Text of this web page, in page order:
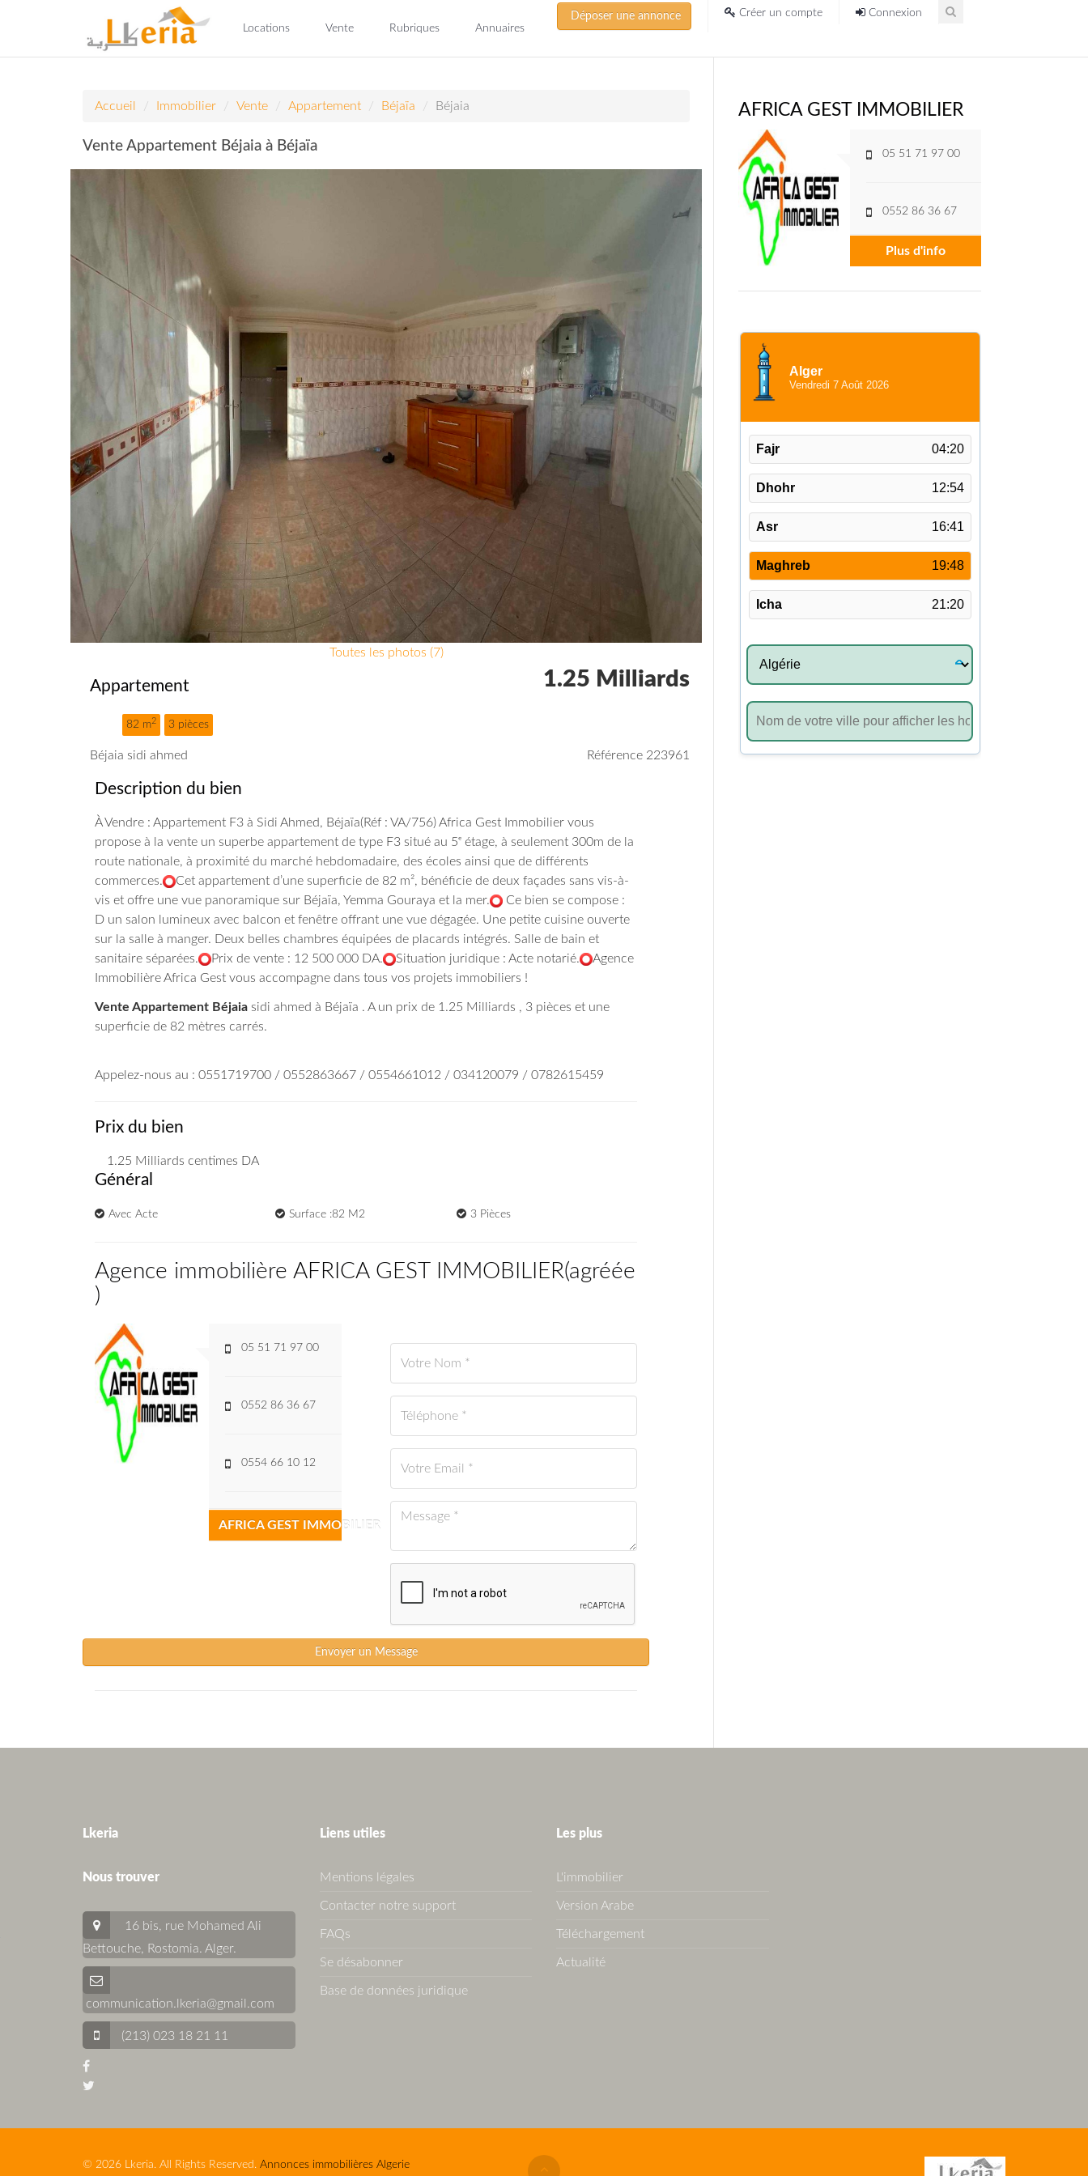
Locations Vente Rubriques Annuaires
Déposer une annonce Créer un compte Connexion
Accueil Immobilier Vente Appartement Béjaïa Béjaia
Vente Appartement Béjaia à Béjaïa
Toutes les photos (7)
Appartement
82 m2 3 pièces
1.25 Milliards
Béjaia sidi ahmed Référence 223961
Description du bien
À Vendre : Appartement F3 à Sidi Ahmed, Béjaïa(Réf : VA/756) Africa Gest Immobilier vous
propose à la vente un superbe appartement de type F3 situé au 5ᵉ étage, à seulement 300m de la
route nationale, à proximité du marché hebdomadaire, des écoles ainsi que de différents
commerces.
Cet appartement d’une superficie de 82 m², bénéficie de deux façades sans vis-à-
vis et offre une vue panoramique sur Béjaïa, Yemma Gouraya et la mer.
Ce bien se compose :
D un salon lumineux avec balcon et fenêtre offrant une vue dégagée. Une petite cuisine ouverte
sur la salle à manger. Deux belles chambres équipées de placards intégrés. Salle de bain et
sanitaire séparées.
Prix de vente : 12 500 000 DA. Situation juridique : Acte notarié.
Agence
Immobilière Africa Gest vous accompagne dans tous vos projets immobiliers !
Vente Appartement Béjaia sidi ahmed à Béjaïa . A un prix de 1.25 Milliards , 3 pièces et une
superficie de 82 mètres carrés.
Appelez-nous au : 0551719700 / 0552863667 / 0554661012 / 034120079 / 0782615459
Prix du bien
1.25 Milliards centimes DA
Général
Avec Acte Surface :82 M2 3 Pièces
Agence immobilière AFRICA GEST IMMOBILIER(agréée
)
05 51 71 97 00
0552 86 36 67
0554 66 10 12
AFRICA GEST IMMOBILIER
Envoyer un Message
AFRICA GEST IMMOBILIER
05 51 71 97 00
0552 86 36 67
Plus d'info
Lkeria
Nous trouver
16 bis, rue Mohamed Ali
Bettouche, Rostomia. Alger.
communication.lkeria@gmail.com
(213) 023 18 21 11
Liens utiles
Mentions légales
Contacter notre support
FAQs
Se désabonner
Base de données juridique
Les plus
L'immobilier
Version Arabe
Téléchargement
Actualité
© 2026 Lkeria. All Rights Reserved. Annonces immobilières Algerie